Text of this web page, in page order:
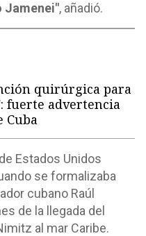
Jamenei", añadió.
quirúrgica para
fuerte advertencia
Cuba
Estados Unidos
se formalizaba
cubano Raúl
de la llegada del
al mar Caribe.